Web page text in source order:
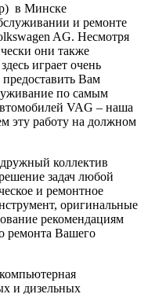
в Минске
и ремонте
AG. Несмотря
они также
играет очень
Вам
по самым
VAG – наша
эту работу на должном
коллектив
задач любой
и ремонтное
оригинальные
рекомендациям
ремонта Вашего
и дизельных